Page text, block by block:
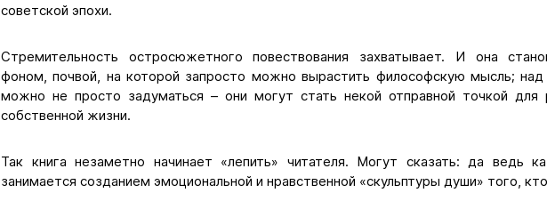
советской эпохи.
Стремительность остросюжетного повествования захватывает. И она
фоном, почвой, на которой запросто можно вырастить философскую мысль;
можно не просто задуматься – они могут стать некой отправной точкой для
собственной жизни.
Так книга незаметно начинает «лепить» читателя. Могут сказать: да ведь
занимается созданием эмоциональной и нравственной «скульптуры души» того,